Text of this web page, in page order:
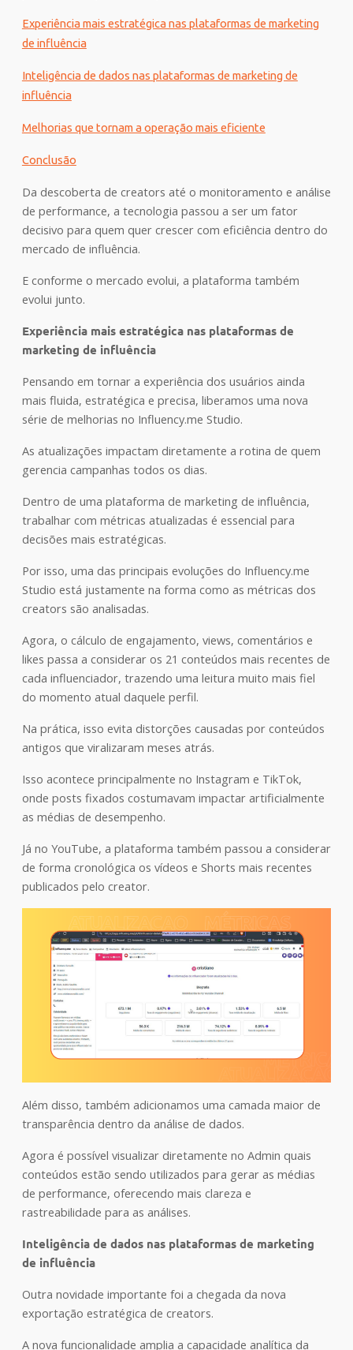
Experiência mais estratégica nas plataformas de marketing
de influência
Inteligência de dados nas plataformas de marketing de
influência
Melhorias que tornam a operação mais eficiente
Conclusão
Da descoberta de creators até o monitoramento e análise
de performance, a tecnologia passou a ser um fator
decisivo para quem quer crescer com eficiência dentro do
mercado de influência.
E conforme o mercado evolui, a plataforma também
evolui junto.
Experiência mais estratégica nas plataformas de
marketing de influência
Pensando em tornar a experiência dos usuários ainda
mais fluida, estratégica e precisa, liberamos uma nova
série de melhorias no Influency.me Studio.
As atualizações impactam diretamente a rotina de quem
gerencia campanhas todos os dias.
Dentro de uma plataforma de marketing de influência,
trabalhar com métricas atualizadas é essencial para
decisões mais estratégicas.
Por isso, uma das principais evoluções do Influency.me
Studio está justamente na forma como as métricas dos
creators são analisadas.
Agora, o cálculo de engajamento, views, comentários e
likes passa a considerar os 21 conteúdos mais recentes de
cada influenciador, trazendo uma leitura muito mais fiel
do momento atual daquele perfil.
Na prática, isso evita distorções causadas por conteúdos
antigos que viralizaram meses atrás.
Isso acontece principalmente no Instagram e TikTok,
onde posts fixados costumavam impactar artificialmente
as médias de desempenho.
Já no YouTube, a plataforma também passou a considerar
de forma cronológica os vídeos e Shorts mais recentes
publicados pelo creator.
Além disso, também adicionamos uma camada maior de
transparência dentro da análise de dados.
Agora é possível visualizar diretamente no Admin quais
conteúdos estão sendo utilizados para gerar as médias
de performance, oferecendo mais clareza e
rastreabilidade para as análises.
Inteligência de dados nas plataformas de marketing
de influência
Outra novidade importante foi a chegada da nova
exportação estratégica de creators.
A nova funcionalidade amplia a capacidade analítica da